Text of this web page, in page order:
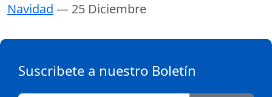
Navidad — 25 Diciembre
Suscribete a nuestro Boletín